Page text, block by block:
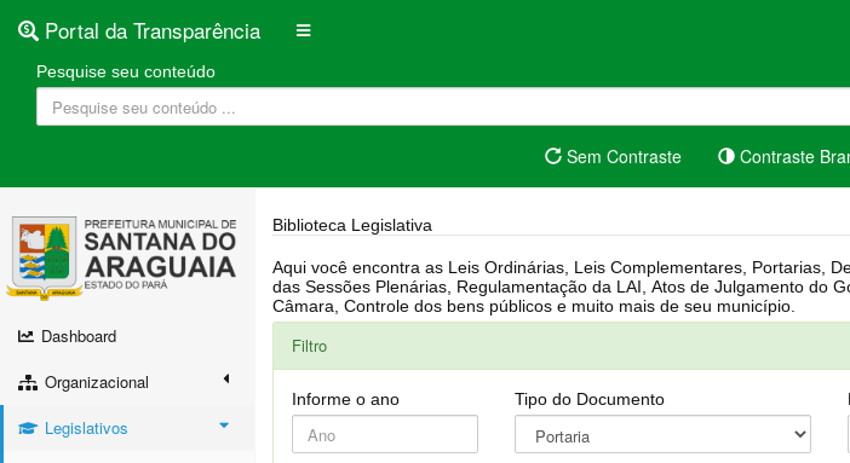
Portal da Transparência
Pesquise seu conteúdo
Sem Contraste Contraste
Dashboard
Organizacional
Legislativos
Biblioteca Legislativa
Aqui você encontra as Leis Ordinárias, Leis Complementares, Portarias, Decretos, Atas, PPA, LDO, LOA, RREO, Resoluções, RGF, Lei Orgânica, Regimento Interno, Pauta
das Sessões Plenárias, Regulamentação da LAI, Atos de Julgamento do Governo, Agenda Externa do presidente, Relatório do Controle Interno, Projetos em tramitação na
Câmara, Controle dos bens públicos e muito mais de seu município.
Filtro
Informe o ano Tipo do Documento